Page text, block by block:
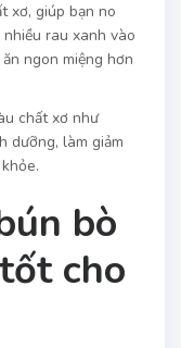
xơ, giúp bạn no
rau xanh vào
ngon miệng hơn
chất xơ như
dưỡng, làm giảm
bò
cho